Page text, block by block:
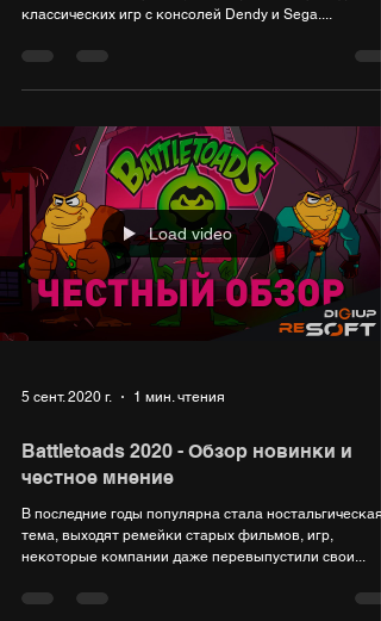
Какое то время назад на нашем канале выходил
классических игр с консолей Dendy и Sega....
Load video
Battletoads 2020 - Обзор новинки и
честное мнение
В последние годы популярна стала ностальгическая
некоторые компании даже перевыпустили свои...